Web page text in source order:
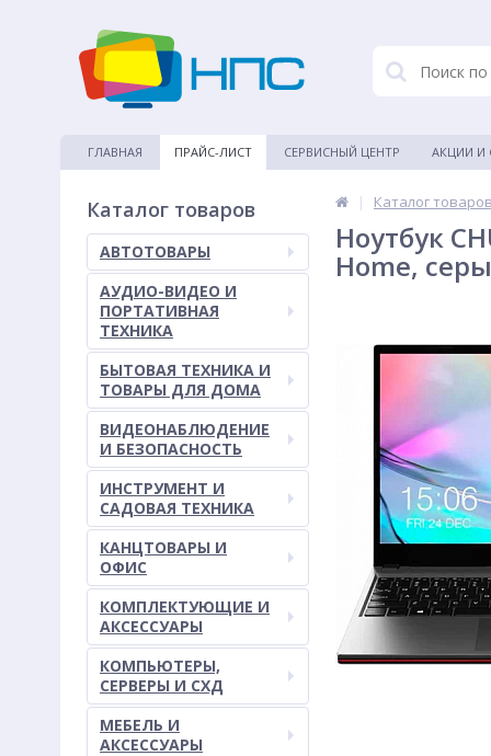
ГЛАВНАЯ ПРАЙС-ЛИСТ СЕРВИСНЫЙ ЦЕНТР АКЦИИ И
Каталог товаров
АВТОТОВАРЫ
АУДИО-ВИДЕО И
ПОРТАТИВНАЯ
ТЕХНИКА
БЫТОВАЯ ТЕХНИКА И
ТОВАРЫ ДЛЯ ДОМА
ВИДЕОНАБЛЮДЕНИЕ
И БЕЗОПАСНОСТЬ
ИНСТРУМЕНТ И
САДОВАЯ ТЕХНИКА
КАНЦТОВАРЫ И
ОФИС
КОМПЛЕКТУЮЩИЕ И
АКСЕССУАРЫ
КОМПЬЮТЕРЫ,
СЕРВЕРЫ И СХД
МЕБЕЛЬ И
АКСЕССУАРЫ
| Каталог товаров
Ноутбук
Home,